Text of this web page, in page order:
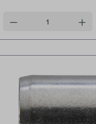
Anzahl verringern